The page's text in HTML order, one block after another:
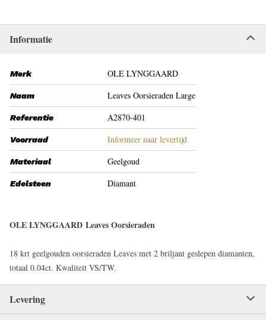
Informatie
Merk OLE LYNGGAARD
Naam Leaves Oorsieraden Large
Referentie A2870-401
Voorraad Informeer naar levertijd
Materiaal Geelgoud
Edelsteen Diamant
OLE LYNGGAARD Leaves Oorsieraden
18 krt geelgouden oorsieraden Leaves met 2 briljant geslepen diamanten,
totaal 0.04ct. Kwaliteit VS/TW.
Levering